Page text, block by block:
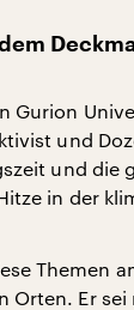
Gurion
und
und die
in der
Themen
Orten. Er